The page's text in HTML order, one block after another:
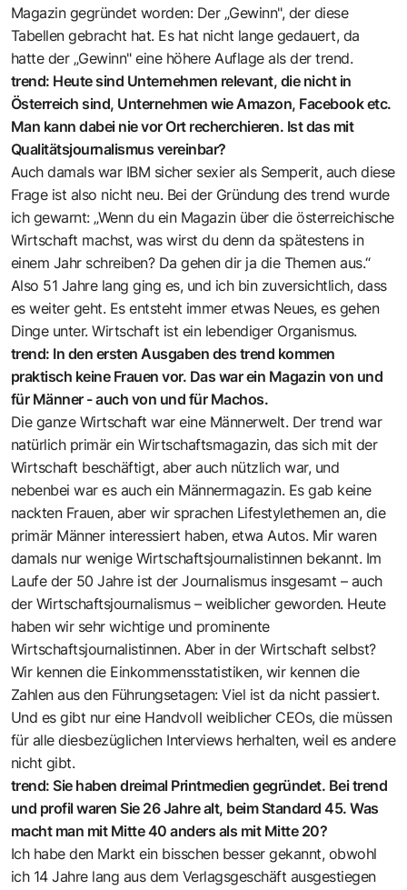
Magazin gegründet worden: Der „Gewinn", der diese
Tabellen gebracht hat. Es hat nicht lange gedauert, da
hatte der „Gewinn" eine höhere Auflage als der trend.
trend: Heute sind Unternehmen relevant, die nicht in
Österreich sind, Unternehmen wie Amazon, Facebook etc.
Man kann dabei nie vor Ort recherchieren. Ist das mit
Qualitätsjournalismus vereinbar?
Auch damals war IBM sicher sexier als Semperit, auch diese
Frage ist also nicht neu. Bei der Gründung des trend wurde
ich gewarnt: „Wenn du ein Magazin über die österreichische
Wirtschaft machst, was wirst du denn da spätestens in
einem Jahr schreiben? Da gehen dir ja die Themen aus.“
Also 51 Jahre lang ging es, und ich bin zuversichtlich, dass
es weiter geht. Es entsteht immer etwas Neues, es gehen
Dinge unter. Wirtschaft ist ein lebendiger Organismus.
trend: In den ersten Ausgaben des trend kommen
praktisch keine Frauen vor. Das war ein Magazin von und
für Männer - auch von und für Machos.
Die ganze Wirtschaft war eine Männerwelt. Der trend war
natürlich primär ein Wirtschaftsmagazin, das sich mit der
Wirtschaft beschäftigt, aber auch nützlich war, und
nebenbei war es auch ein Männermagazin. Es gab keine
nackten Frauen, aber wir sprachen Lifestylethemen an, die
primär Männer interessiert haben, etwa Autos. Mir waren
damals nur wenige Wirtschaftsjournalistinnen bekannt. Im
Laufe der 50 Jahre ist der Journalismus insgesamt – auch
der Wirtschaftsjournalismus – weiblicher geworden. Heute
haben wir sehr wichtige und prominente
Wirtschaftsjournalistinnen. Aber in der Wirtschaft selbst?
Wir kennen die Einkommensstatistiken, wir kennen die
Zahlen aus den Führungsetagen: Viel ist da nicht passiert.
Und es gibt nur eine Handvoll weiblicher CEOs, die müssen
für alle diesbezüglichen Interviews herhalten, weil es andere
nicht gibt.
trend: Sie haben dreimal Printmedien gegründet. Bei trend
und profil waren Sie 26 Jahre alt, beim Standard 45. Was
macht man mit Mitte 40 anders als mit Mitte 20?
Ich habe den Markt ein bisschen besser gekannt, obwohl
ich 14 Jahre lang aus dem Verlagsgeschäft ausgestiegen